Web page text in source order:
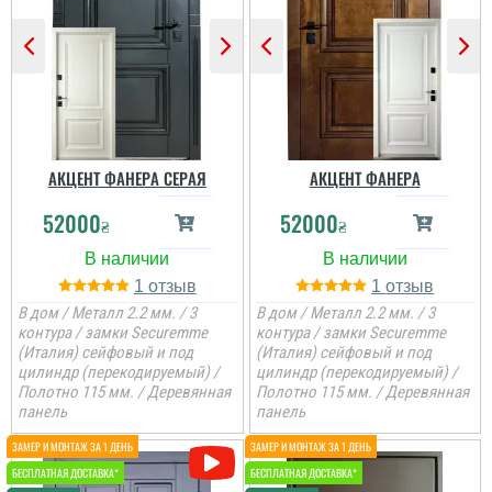
вид двері, покриття яке
нічого ок боїться,
встановили швидко....
АКЦЕНТ ФАНЕРА СЕРАЯ
52000₴
1
В дом / Металл 2.2 мм. / 3
контура / замки Securemme
(Италия) сейфовый и под
цилиндр (перекодируемый) /
Полотно 115 мм. / Деревянная
панель
АКЦЕНТ ФАНЕРА
52000₴
1
В дом / Металл 2.2 мм. / 3
контура / замки Securemme
(Италия) сейфовый и под
цилиндр (перекодируемый) /
Полотно 115 мм. / Деревянная
панель